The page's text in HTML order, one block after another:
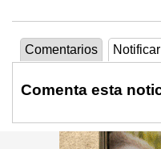
Comentarios
Comenta esta